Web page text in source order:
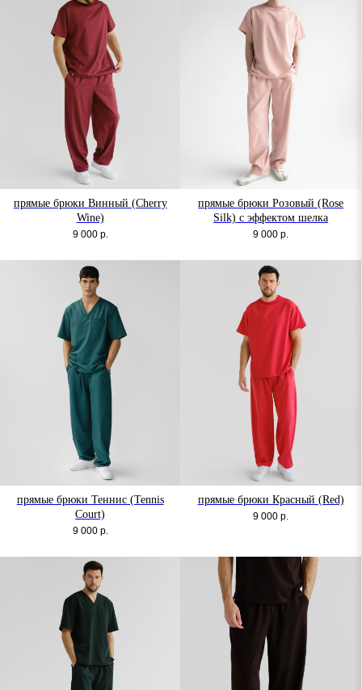
прямые брюки Винный (Cherry
Wine)
9 000 р.
прямые брюки Розовый (Rose
Silk) с эффектом шелка
9 000 р.
прямые брюки Теннис (Tennis
Court)
9 000 р.
прямые брюки Красный (Red)
9 000 р.